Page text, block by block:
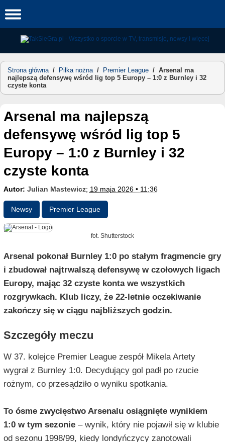
to
Strona główna/ Piłka nożna/ Premier League / Arsenal ma
najlepszą defensywę wśród lig top 5 Europy – 1:0 z Burnley i 32
czyste konta
Arsenal ma najlepszą
defensywę wśród lig top 5
Europy – 1:0 z Burnley i 32
czyste konta
Autor: Julian Mastewicz; 19 maja 2026 • 11:36
Newsy Premier League
fot. Shutterstock
Arsenal pokonał Burnley 1:0 po stałym fragmencie gry
i zbudował najtrwalszą defensywę w czołowych ligach
Europy, mając 32 czyste konta we wszystkich
rozgrywkach. Klub liczy, że 22-letnie oczekiwanie
zakończy się w ciągu najbliższych godzin.
Szczegóły meczu
W 37. kolejce Premier League zespół Mikela Artety
wygrał z Burnley 1:0. Decydujący gol padł po rzucie
rożnym, co przesądziło o wyniku spotkania.
To ósme zwycięstwo Arsenalu osiągnięte wynikiem
1:0 w tym sezonie– wynik, który nie pojawił się w klubie
od sezonu 1998/99, kiedy londyńczycy zanotowali